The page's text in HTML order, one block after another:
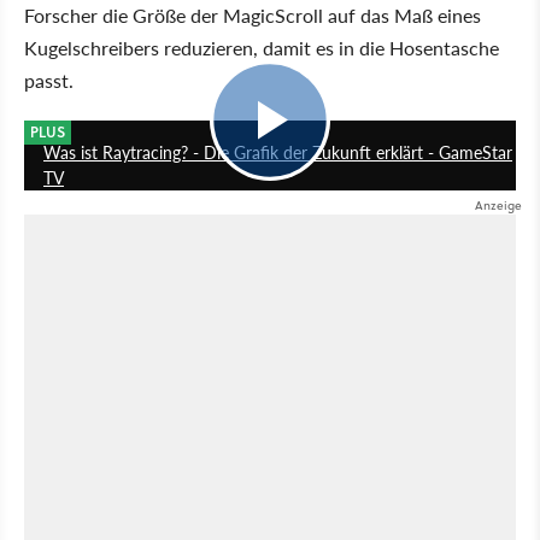
Forscher die Größe der MagicScroll auf das Maß eines
Kugelschreibers reduzieren, damit es in die Hosentasche
passt.
PLUS
Was ist Raytracing? - Die Grafik der Zukunft erklärt - GameStar
TV